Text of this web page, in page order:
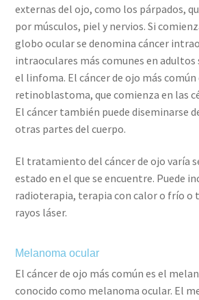
externas del ojo, como los párpados,
por músculos, piel y nervios. Si
globo ocular se denomina cáncer
intraoculares más comunes en
el linfoma. El cáncer de ojo más común
retinoblastoma, que comienza en las
El cáncer también puede diseminarse
otras partes del cuerpo.
El tratamiento del cáncer de ojo varía
estado en el que se encuentre. Puede
radioterapia, terapia con calor o frío
rayos láser.
Melanoma ocular
El cáncer de ojo más común es el
conocido como melanoma ocular. El